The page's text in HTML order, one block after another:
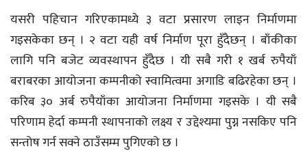
यसरी पहिचान गरिएकामध्ये ३ वटा प्रसारण लाइन निर्माणमा
गइसकेका छन् । २ वटा यही वर्ष निर्माण पूरा हुँदैछन् । बाँकीका
लागि पनि बजेट व्यवस्थापन हुँदैछ । यी सबै गरी १ खर्ब रुपैयाँ
बराबरका आयोजना कम्पनीको स्वामित्वमा अगाडि बढिरहेका छन् ।
करिब ३० अर्ब रुपैयाँका आयोजना निर्माणमा गइसके । यी सबै
परिणाम हेर्दा कम्पनी स्थापनाको लक्ष्य र उद्देश्यमा पुग्न नसकिए पनि
सन्तोष गर्न सक्ने ठाउँसम्म पुगिएको छ ।